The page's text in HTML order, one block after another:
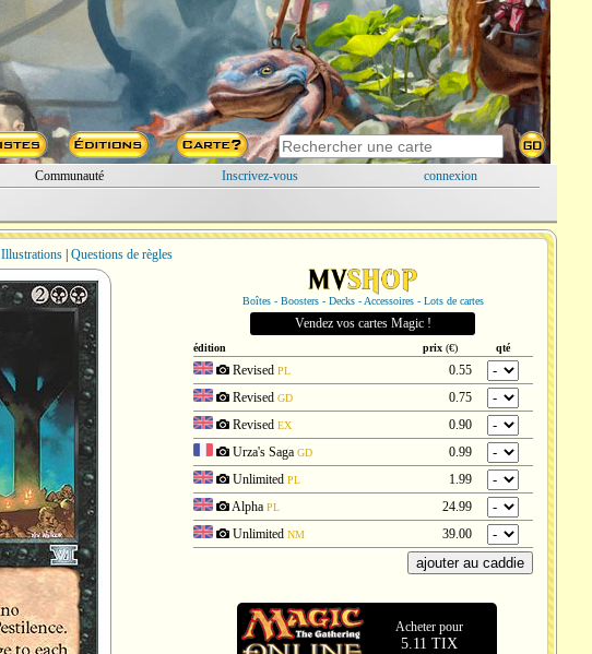
Communauté Inscrivez-vous
connexion
Illustrations Questions de règles
Boîtes - Boosters - Decks - Accessoires - Lots de cartes
Vendez vos cartes Magic !
édition prix(€) qté
Revised PL
0.55
Revised GD
0.75
Revised EX
0.90
Urza's Saga GD
0.99
Unlimited PL
1.99
Alpha PL
24.99
Unlimited NM 39.00
Acheter pour
5.11 TIX